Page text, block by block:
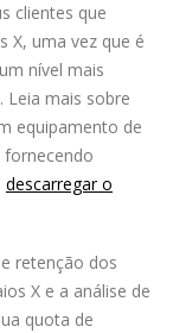
clientes que
X, uma vez que é
nível mais
Leia mais sobre
equipamento de
fornecendo
descarregar o
retenção dos
X e a análise de
quota de